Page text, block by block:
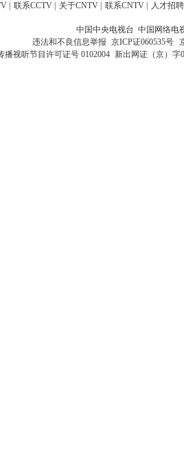
联系CCTV 关于CNTV 联系CNTV 人才招聘
中国中央电视台 中国网络电
违法和不良信息举报 京ICP证060535号
播视听节目许可证号 0102004 新出网证（京）